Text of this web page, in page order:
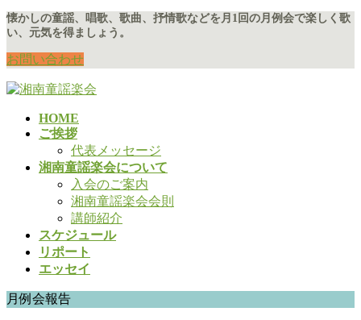
コ
ン
テ
ン
ツ
ナ
ビ
ゲ
ー
シ
懐かしの童謡、唱歌、歌曲、抒情歌などを月1回の月例会で楽しく歌
い、元気を得ましょう。
お問い合わせ
HOME
ご挨拶
代表メッセージ
湘南童謡楽会について
入会のご案内
湘南童謡楽会会則
講師紹介
スケジュール
リポート
エッセイ
月例会報告